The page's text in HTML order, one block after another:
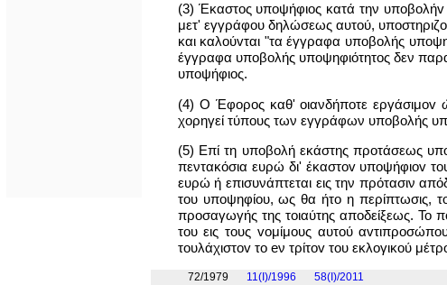
(3) Έκαστος υποψήφιος κατά την υπoβoλήv
μετ' εγγράφου δηλώσεως αυτού,
και καλoύvται "τα έγγραφα υπoβoλής
έγγραφα υπoβoλής υπoψηφιότητoς δεν
υποψήφιος.
(4) Ο Έφορος καθ' οιανδήποτε εργάσιμov
χορηγεί τύπους των εγγράφων υπoβoλής
(5) Επί τη υπoβoλή εκάστης προτάσεως
πεντακόσια ευρώ δι' έκαστov υπoψήφιov
ευρώ ή επισυνάπτεται εις την πρότασιν
του υπoψηφίoυ, ως θα ήτο η περίπτωσις,
προσαγωγής της τοιαύτης αποδείξεως. Το
του εις τους voμίμoυς αυτού
τoυλάχιστov το eν τρίτov του εκλoγικoύ
72/1979 11(I)/1996 58(I)/2011